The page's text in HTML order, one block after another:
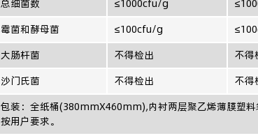
总细菌数
≤1000cfu/g
霉菌和酵母菌
≤100cfu/g
大肠杆菌
不得检出
不得
沙门氏菌
不得检出
不得
包装：全纸桶(380mmX460mm),内衬两层聚乙烯薄膜塑
按用户要求。